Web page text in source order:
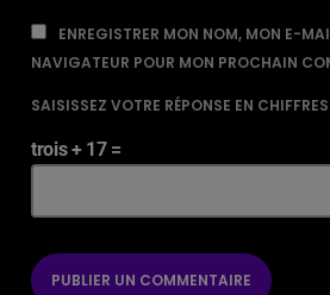
ENREGISTRER MON NOM, MON E-
NAVIGATEUR POUR MON PROCHAIN
SAISISSEZ VOTRE RÉPONSE EN CHIFFRES
trois + 17 =